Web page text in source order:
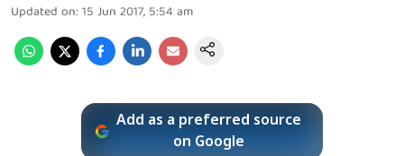
Updated on: 15 Jun 2017, 5:54 am
Add as a preferred source
on Google